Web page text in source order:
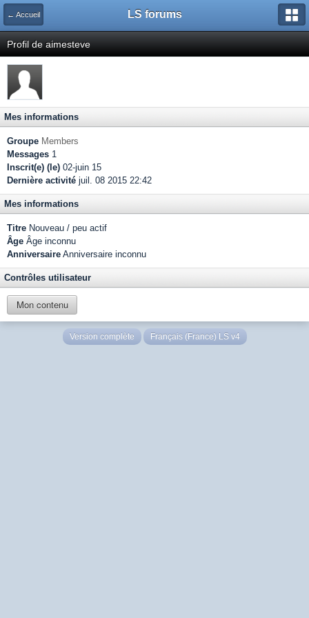
← Accueil LS forums
Profil de aimesteve
Mes informations
Groupe Members
Messages 1
Inscrit(e) (le) 02-juin 15
Dernière activité juil. 08 2015 22:42
Mes informations
Titre Nouveau / peu actif
Âge Âge inconnu
Anniversaire Anniversaire inconnu
Contrôles utilisateur
Mon contenu
Version complète Français (France) LS v4